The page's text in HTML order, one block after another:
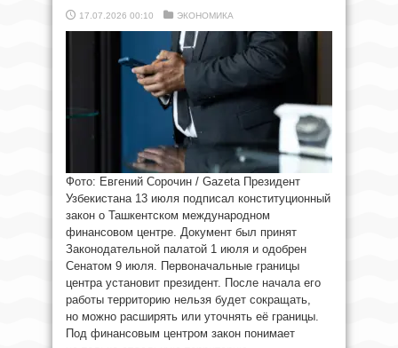
17.07.2026 00:10 ЭКОНОМИКА
Фото: Евгений Сорочин / Gazeta Президент
Узбекистана 13 июля подписал конституционный
закон о Ташкентском международном
финансовом центре. Документ был принят
Законодательной палатой 1 июля и одобрен
Сенатом 9 июля. Первоначальные границы
центра установит президент. После начала его
работы территорию нельзя будет сокращать,
но можно расширять или уточнять её границы.
Под финансовым центром закон понимает